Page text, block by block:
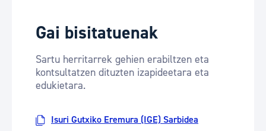
Gai bisitatuenak
Sartu herritarrek gehien erabiltzen eta
kontsultatzen dituzten izapideetara eta
edukietara.
Isuri Gutxiko Eremura (IGE) Sarbidea